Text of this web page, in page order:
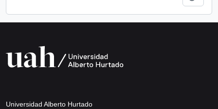
Universidad Alberto Hurtado